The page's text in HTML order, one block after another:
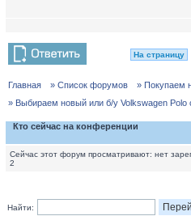
На страницу
Главная » Список форумов
» Покупаем
» Выбираем новый или б/у Volkswagen Polo
Кто сейчас на конференции
Сейчас этот форум просматривают: нет
2
Найти: